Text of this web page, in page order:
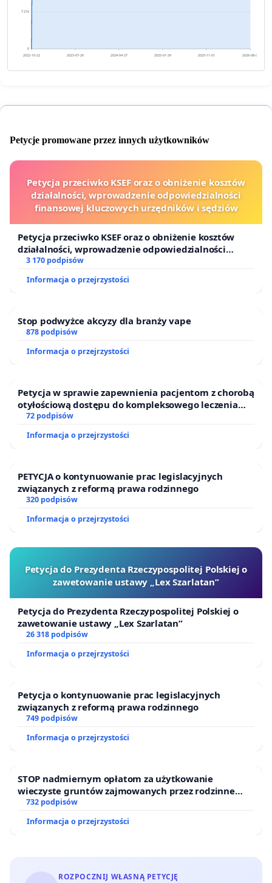
0
7 216
2022-10-22 2023-07-26 2024-04-27 2025-01-29 2025-11-01 2026-08-05
Petycje promowane przez innych użytkowników
Petycja przeciwko KSEF oraz o obniżenie kosztów
działalności, wprowadzenie odpowiedzialności
finansowej kluczowych urzędników i sędziów
Petycja przeciwko KSEF oraz o obniżenie kosztów
działalności, wprowadzenie odpowiedzialności
finansowej kluczowych urzędników i sędziów
3 170 podpisów
Informacja o przejrzystości
Stop podwyżce akcyzy dla branży vape
878 podpisów
Informacja o przejrzystości
Petycja w sprawie zapewnienia pacjentom z chorobą
otyłościową dostępu do kompleksowego leczenia
oraz programów profilaktycznych.
72 podpisów
Informacja o przejrzystości
PETYCJA o kontynuowanie prac legislacyjnych
związanych z reformą prawa rodzinnego
320 podpisów
Informacja o przejrzystości
Petycja do Prezydenta Rzeczypospolitej Polskiej o
zawetowanie ustawy „Lex Szarlatan”
Petycja do Prezydenta Rzeczypospolitej Polskiej o
zawetowanie ustawy „Lex Szarlatan”
26 318 podpisów
Informacja o przejrzystości
Petycja o kontynuowanie prac legislacyjnych
związanych z reformą prawa rodzinnego
749 podpisów
Informacja o przejrzystości
STOP nadmiernym opłatom za użytkowanie
wieczyste gruntów zajmowanych przez rodzinne
ogrody działkowe.
732 podpisów
Informacja o przejrzystości
ROZPOCZNIJ WŁASNĄ PETYCJĘ